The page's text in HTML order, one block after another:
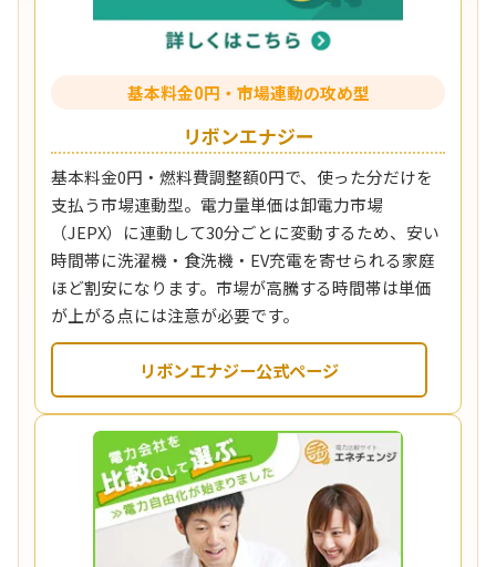
基本料金0円・市場連動の攻め型
リボンエナジー
基本料金0円・燃料費調整額0円で、使った分だけを
支払う市場連動型。電力量単価は卸電力市場
（JEPX）に連動して30分ごとに変動するため、安い
時間帯に洗濯機・食洗機・EV充電を寄せられる家庭
ほど割安になります。市場が高騰する時間帯は単価
が上がる点には注意が必要です。
リボンエナジー公式ページ